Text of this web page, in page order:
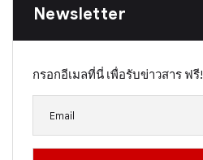
Newsletter
กรอกอีเมลที่นี่ เพื่อรับข่าวสาร ฟรี!